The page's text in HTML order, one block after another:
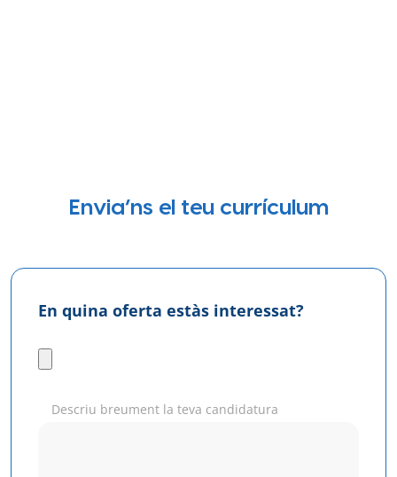
Envia’ns el teu currículum
En quina oferta estàs interessat?
Descriu breument la teva candidatura